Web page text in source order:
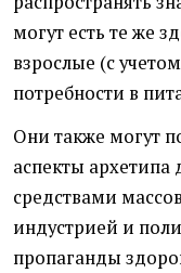
могут есть те же
взрослые (с
потребности в
Они также могут
аспекты архетипа
средствами
индустрией и
пропаганды